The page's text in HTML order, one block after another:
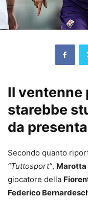
Il ventenne
starebbe
da
Secondo quanto
“Tuttosport”, Marotta
giocatore della
Federico